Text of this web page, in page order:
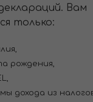
Вам
только:
рождения,
дохода из